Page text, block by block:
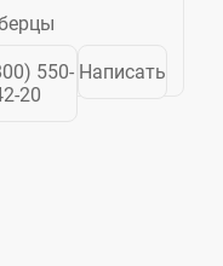
«РГ-
550-
20
Написать